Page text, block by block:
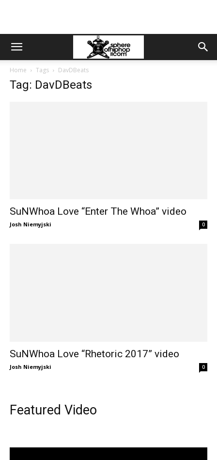
Home Tags DavDBeats
Tag: DavDBeats
SuNWhoa Love “Enter The Whoa” video
Josh Niemyjski 0
SuNWhoa Love “Rhetoric 2017” video
Josh Niemyjski 0
Featured Video